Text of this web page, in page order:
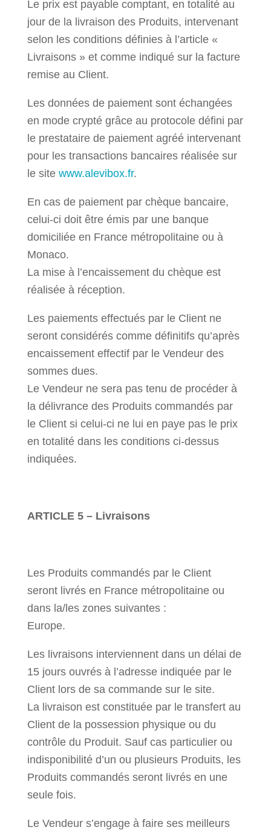
Le prix est payable comptant, en totalité au
jour de la livraison des Produits, intervenant
selon les conditions définies à l’article «
Livraisons » et comme indiqué sur la facture
remise au Client.
Les données de paiement sont échangées
en mode crypté grâce au protocole défini par
le prestataire de paiement agréé intervenant
pour les transactions bancaires réalisée sur
le site www.alevibox.fr.
En cas de paiement par chèque bancaire,
celui-ci doit être émis par une banque
domiciliée en France métropolitaine ou à
Monaco.
La mise à l’encaissement du chèque est
réalisée à réception.
Les paiements effectués par le Client ne
seront considérés comme définitifs qu’après
encaissement effectif par le Vendeur des
sommes dues.
Le Vendeur ne sera pas tenu de procéder à
la délivrance des Produits commandés par
le Client si celui-ci ne lui en paye pas le prix
en totalité dans les conditions ci-dessus
indiquées.
ARTICLE 5 – Livraisons
Les Produits commandés par le Client
seront livrés en France métropolitaine ou
dans la/les zones suivantes :
Europe.
Les livraisons interviennent dans un délai de
15 jours ouvrés à l’adresse indiquée par le
Client lors de sa commande sur le site.
La livraison est constituée par le transfert au
Client de la possession physique ou du
contrôle du Produit. Sauf cas particulier ou
indisponibilité d’un ou plusieurs Produits, les
Produits commandés seront livrés en une
seule fois.
Le Vendeur s’engage à faire ses meilleurs